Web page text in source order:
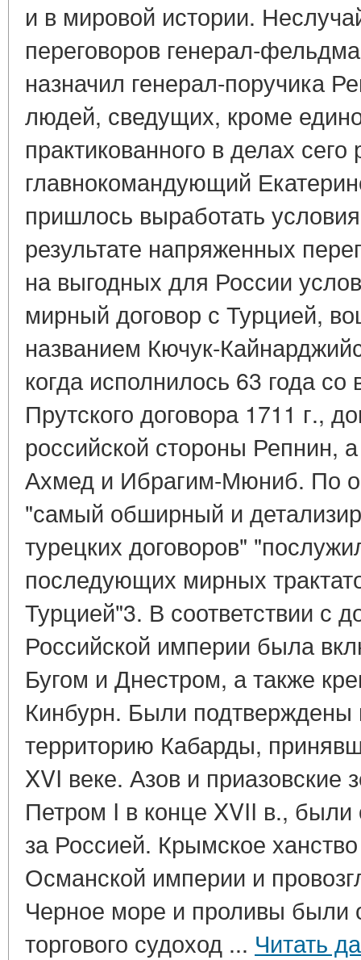
и в мировой истории.
переговоров генерал-
назначил генерал-поручика
людей, сведущих, кроме
практикованного в делах
главнокомандующий
пришлось выработать
результате напряженных
на выгодных для России
мирный договор с Турцией,
названием Кючук-
когда исполнилось 63 года
Прутского договора 1711 г.,
российской стороны Репнин,
Ахмед и Ибрагим-Мюниб. По
"самый обширный и
турецких договоров"
последующих мирных
Турцией"3. В соответствии с
Российской империи была
Бугом и Днестром, а также
Кинбурн. Были подтверждены
территорию Кабарды,
XVI веке. Азов и приазовские
Петром I в конце XVII в., были
за Россией. Крымское
Османской империи и
Черное море и проливы были
торгового судоход ... Читать